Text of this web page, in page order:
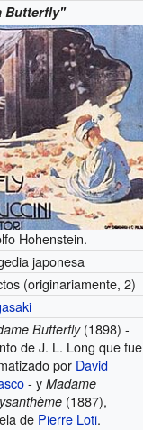
Butterfly''
Hohenstein.
japonesa
(originariamente, 2)
Butterfly(1898) -
de J. L. Long que fue
por David
- yMadame
(1887),
de Pierre Loti.